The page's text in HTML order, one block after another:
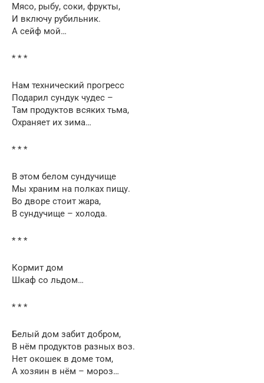
Мясо, рыбу, соки, фрукты,
И включу рубильник.
А сейф мой…
* * *
Нам технический прогресс
Подарил сундук чудес –
Там продуктов всяких тьма,
Охраняет их зима…
* * *
В этом белом сундучище
Мы храним на полках пищу.
Во дворе стоит жара,
В сундучище – холода.
* * *
Кормит дом
Шкаф со льдом…
* * *
Белый дом забит добром,
В нём продуктов разных воз.
Нет окошек в доме том,
А хозяин в нём – мороз…